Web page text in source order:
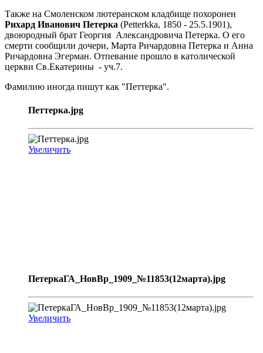
Также на Смоленском лютеранском кладбище похоронен
Рихард Иванович Петерка (Petterkka, 1850 - 25.5.1901),
двоюродный брат Георгия Александровича Петерка. О его
смерти сообщили дочери, Марта Ричардовна Петерка и Анна
Ричардовна Эгерман. Отпевание прошло в католической
церкви Св.Екатерины - уч.7.
Фамилию иногда пишут как "Петтерка".
Петтерка.jpg
Увеличить
ПетеркаГА_НовВр_1909_№11853(12марта).jpg
Увеличить